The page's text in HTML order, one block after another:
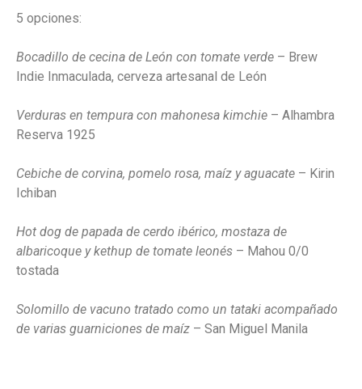
5 opciones:
Bocadillo de cecina de León con tomate verde – Brew
Indie Inmaculada, cerveza artesanal de León
Verduras en tempura con mahonesa kimchie – Alhambra
Reserva 1925
Cebiche de corvina, pomelo rosa, maíz y aguacate – Kirin
Ichiban
Hot dog de papada de cerdo ibérico, mostaza de
albaricoque y kethup de tomate leonés – Mahou 0/0
tostada
Solomillo de vacuno tratado como un tataki acompañado
de varias guarniciones de maíz – San Miguel Manila